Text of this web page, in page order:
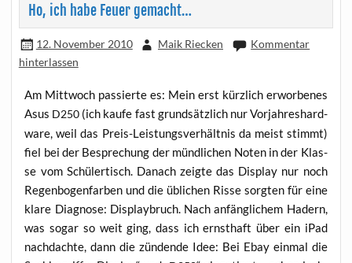
Ho, ich habe Feuer gemacht…
12. November 2010 Maik Riecken
Kommentar
hinterlassen
Am Mitt­woch pas­sier­te es: Mein erst kürz­lich erwor­be­nes
Asus D250 (ich kau­fe fast grund­sätz­lich nur Vor­jah­reshard­
ware, weil das Preis-Leis­tungs­ver­hält­nis da meist stimmt)
fiel bei der Bespre­chung der münd­li­chen Noten in der Klas­
se vom Schü­ler­tisch. Danach zeig­te das Dis­play nur noch
Regen­bo­gen­far­ben und die übli­chen Ris­se sorg­ten für eine
kla­re Dia­gno­se: Dis­play­bruch. Nach anfäng­li­chem Hadern,
was sogar so weit ging, dass ich ernst­haft über ein iPad
nach­dach­te, dann die zün­den­de Idee: Bei Ebay ein­mal die